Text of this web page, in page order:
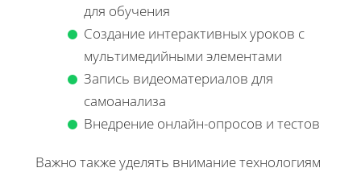
для обучения
Создание интерактивных уроков с
мультимедийными элементами
Запись видеоматериалов для
самоанализа
Внедрение онлайн-опросов и тестов
Важно также уделять внимание технологиям